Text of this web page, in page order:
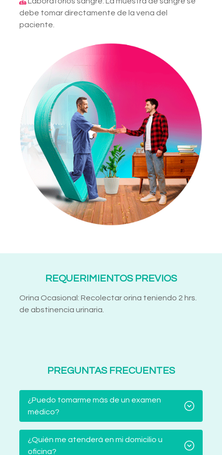
debe tomar directamente de la vena del
paciente.
REQUERIMIENTOS PREVIOS
Orina Ocasional: Recolectar orina teniendo 2 hrs.
de abstinencia urinaria.
PREGUNTAS FRECUENTES
¿Puedo tomarme más de un examen
médico?
¿Quién me atenderá en mi domicilio u
oficina?